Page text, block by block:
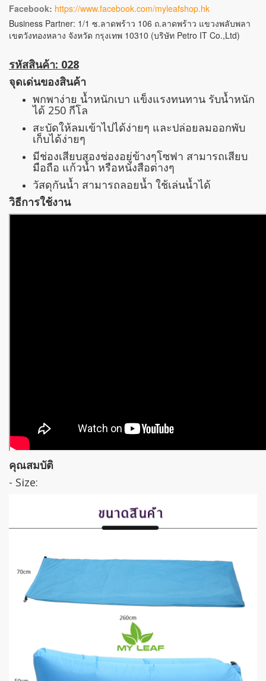
Facebook: https://www.facebook.com/myleafshop.hk
Business Partner: 1/1 ซ.ลาดพร้าว 106 ถ.ลาดพร้าว แขวงพลับพลา
เขตวังทองหลาง จังหวัด กรุงเทพ 10310 (บริษัท Petro IT Co.,Ltd)
รหัสสินค้า: 028
จุดเด่นของสินค้า
พกพาง่าย น้ำหนักเบา แข็งแรงทนทาน รับน้ำหนัก
ได้ 250 กีโล
สะบัดให้ลมเข้าไปได้ง่ายๆ และปล่อยลมออกพับ
เก็บได้ง่ายๆ
มีช่องเสียบสองช่องอยู่ข้างๆโซฟา สามารถเสียบ
มือถือ แก้วน้ำ หรือหนังสือต่างๆ
วัสดุกันน้ำ สามารถลอยน้ำ ใช้เล่นน้ำได้
วิธีการใช้งาน
คุณสมบัติ
- Size: